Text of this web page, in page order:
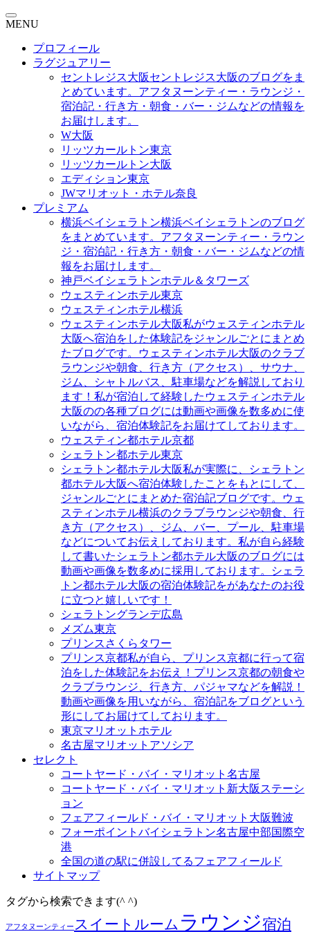
MENU
プロフィール
ラグジュアリー
セントレジス大阪セントレジス大阪のブログをま
とめています。アフタヌーンティー・ラウンジ・
宿泊記・行き方・朝食・バー・ジムなどの情報を
お届けします。
W大阪
リッツカールトン東京
リッツカールトン大阪
エディション東京
JWマリオット・ホテル奈良
プレミアム
横浜ベイシェラトン横浜ベイシェラトンのブログ
をまとめています。アフタヌーンティー・ラウン
ジ・宿泊記・行き方・朝食・バー・ジムなどの情
報をお届けします。
神戸ベイシェラトンホテル＆タワーズ
ウェスティンホテル東京
ウェスティンホテル横浜
ウェスティンホテル大阪私がウェスティンホテル
大阪へ宿泊をした体験記をジャンルごとにまとめ
たブログです。ウェスティンホテル大阪のクラブ
ラウンジや朝食、行き方（アクセス）、サウナ、
ジム、シャトルバス、駐車場などを解説しており
ます！私が宿泊して経験したウェスティンホテル
大阪のの各種ブログには動画や画像を数多めに使
いながら、宿泊体験記をお届けてしております。
ウェスティン都ホテル京都
シェラトン都ホテル東京
シェラトン都ホテル大阪私が実際に、シェラトン
都ホテル大阪へ宿泊体験したことをもとにして、
ジャンルごとにまとめた宿泊記ブログです。ウェ
スティンホテル横浜のクラブラウンジや朝食、行
き方（アクセス）、ジム、バー、プール、駐車場
などについてお伝えしております。私が自ら経験
して書いたシェラトン都ホテル大阪のブログには
動画や画像を数多めに採用しております。シェラ
トン都ホテル大阪の宿泊体験記をがあなたのお役
に立つと嬉しいです！
シェラトングランデ広島
メズム東京
プリンスさくらタワー
プリンス京都私が自ら、プリンス京都に行って宿
泊をした体験記をお伝え！プリンス京都の朝食や
クラブラウンジ、行き方、パジャマなどを解説！
動画や画像を用いながら、宿泊記をブログという
形にしてお届けてしております。
東京マリオットホテル
名古屋マリオットアソシア
セレクト
コートヤード・バイ・マリオット名古屋
コートヤード・バイ・マリオット新大阪ステーシ
ョン
フェアフィールド・バイ・マリオット大阪難波
フォーポイントバイシェラトン名古屋中部国際空
港
全国の道の駅に併設してるフェアフィールド
サイトマップ
タグから検索できます(^ ^)
アフタヌーンティースイートルーム ラウンジ宿泊